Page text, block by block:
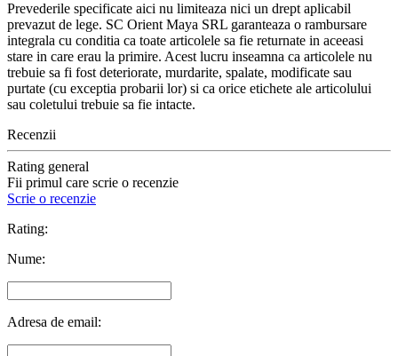
Prevederile specificate aici nu limiteaza nici un drept aplicabil
prevazut de lege. SC Orient Maya SRL garanteaza o rambursare
integrala cu conditia ca toate articolele sa fie returnate in aceeasi
stare in care erau la primire. Acest lucru inseamna ca articolele nu
trebuie sa fi fost deteriorate, murdarite, spalate, modificate sau
purtate (cu exceptia probarii lor) si ca orice etichete ale articolului
sau coletului trebuie sa fie intacte.
Recenzii
Rating general
Fii primul care scrie o recenzie
Scrie o recenzie
Rating:
Nume:
Adresa de email: